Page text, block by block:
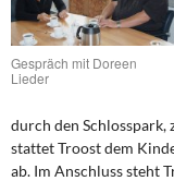
Rosa-
Kontakt
Gespräch mit Doreen
Lieder
durch den Schlosspark,
stattet Troost dem
ab. Im Anschluss steht